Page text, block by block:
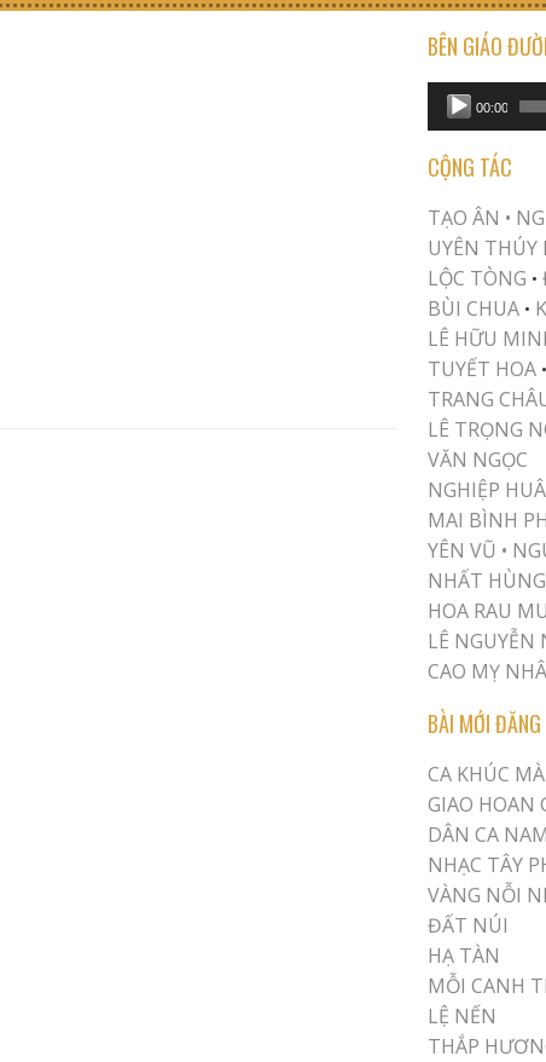
BÊN GIÁO
Audio
Player
00:00
CỘNG TÁC
TẠO ÂN •
UYÊN THÚY
LỘC TÒNG •
BÙI CHUA •
LÊ HỮU
TUYẾT HOA •
TRANG
LÊ TRỌNG
VĂN NGỌC
NGHIỆP
MAI BÌNH
YÊN VŨ •
NHẤT HÙNG
HOA RAU
LÊ NGUYỄN
CAO MỴ
BÀI MỚI ĐĂNG
CA KHÚC
GIAO HOAN
DÂN CA
NHẠC TÂY
VÀNG NỖI
ĐẤT NÚI
HẠ TÀN
MỖI CANH
LỆ NẾN
THẮP